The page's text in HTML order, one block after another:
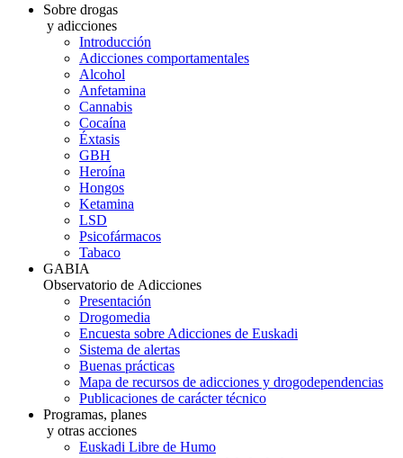
Sobre drogas
y adicciones
Introducción
Adicciones comportamentales
Alcohol
Anfetamina
Cannabis
Cocaína
Éxtasis
GBH
Heroína
Hongos
Ketamina
LSD
Psicofármacos
Tabaco
GABIA
Observatorio de Adicciones
Presentación
Drogomedia
Encuesta sobre Adicciones de Euskadi
Sistema de alertas
Buenas prácticas
Mapa de recursos de adicciones y drogodependencias
Publicaciones de carácter técnico
Programas, planes
y otras acciones
Euskadi Libre de Humo